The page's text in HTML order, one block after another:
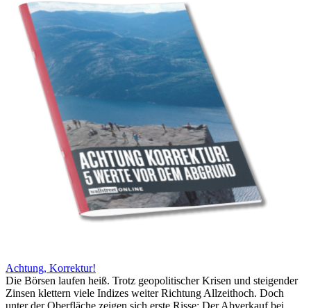
Achtung, Korrektur!
Die Börsen laufen heiß. Trotz geopolitischer Krisen und steigender
Zinsen klettern viele Indizes weiter Richtung Allzeithoch. Doch